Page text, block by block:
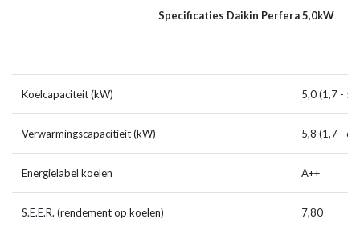
Specificaties Daikin Perfera 5,0kW
Koelcapaciteit (kW) 5,0 (1,7 -
Verwarmingscapacitieit (kW) 5,8 (1,7 -
Energielabel koelen A++
S.E.E.R. (rendement op koelen) 7,80